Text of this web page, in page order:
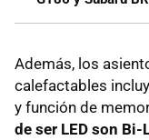
Además, los
calefactables
y función de
de ser LED son Bi-